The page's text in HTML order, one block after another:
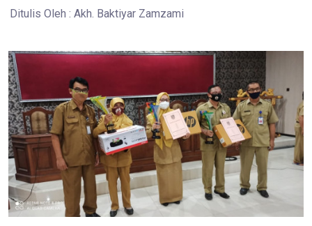
Ditulis Oleh : Akh. Baktiyar Zamzami